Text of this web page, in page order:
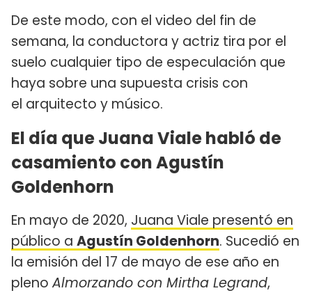
De este modo, con el video del fin de
semana, la conductora y actriz tira por el
suelo cualquier tipo de especulación que
haya sobre una supuesta crisis con
el arquitecto y músico.
El día que Juana Viale habló de
casamiento con Agustín
Goldenhorn
En mayo de 2020, Juana Viale presentó en
público a Agustín Goldenhorn. Sucedió en
la emisión del 17 de mayo de ese año en
plenoAlmorzando con Mirtha Legrand,